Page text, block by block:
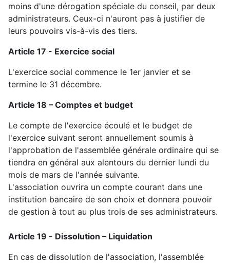
moins d'une dérogation spéciale du conseil, par deux
administrateurs. Ceux-ci n'auront pas à justifier de
leurs pouvoirs vis-à-vis des tiers.
Article 17 - Exercice social
L'exercice social commence le 1er janvier et se
termine le 31 décembre.
Article 18 – Comptes et budget
Le compte de l'exercice écoulé et le budget de
l'exercice suivant seront annuellement soumis à
l'approbation de l'assemblée générale ordinaire qui se
tiendra en général aux alentours du dernier lundi du
mois de mars de l'année suivante.
L'association ouvrira un compte courant dans une
institution bancaire de son choix et donnera pouvoir
de gestion à tout au plus trois de ses administrateurs.
Article 19 - Dissolution – Liquidation
En cas de dissolution de l'association, l'assemblée